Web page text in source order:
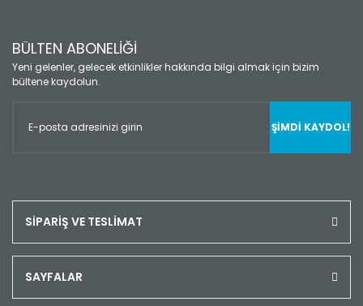
BÜLTEN ABONELİĞİ
Yeni gelenler, gelecek etkinlikler hakkında bilgi almak için bizim
bültene kaydolun.
ŞİMDİ KAYDOL!
SİPARİŞ VE TESLİMAT
SAYFALAR